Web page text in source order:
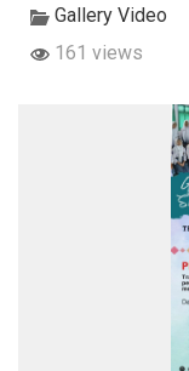
Gallery Video
161 views